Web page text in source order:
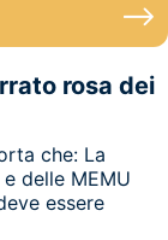
rosa dei
che: La
delle MEMU
essere